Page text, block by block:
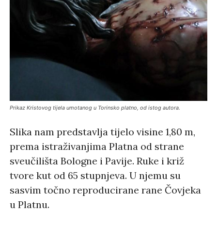
Prikaz Kristovog tijela umotanog u Torinsko platno, od istog autora.
Slika nam predstavlja tijelo visine 1,80 m,
prema istraživanjima Platna od strane
sveučilišta Bologne i Pavije. Ruke i križ
tvore kut od 65 stupnjeva. U njemu su
sasvim točno reproducirane rane Čovjeka
u Platnu.